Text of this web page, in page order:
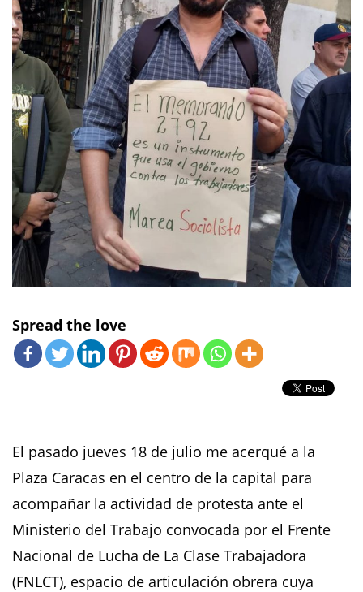
Spread the love
El pasado jueves 18 de julio me acerqué a la
Plaza Caracas en el centro de la capital para
acompañar la actividad de protesta ante el
Ministerio del Trabajo convocada por el Frente
Nacional de Lucha de La Clase Trabajadora
(FNLCT), espacio de articulación obrera cuya